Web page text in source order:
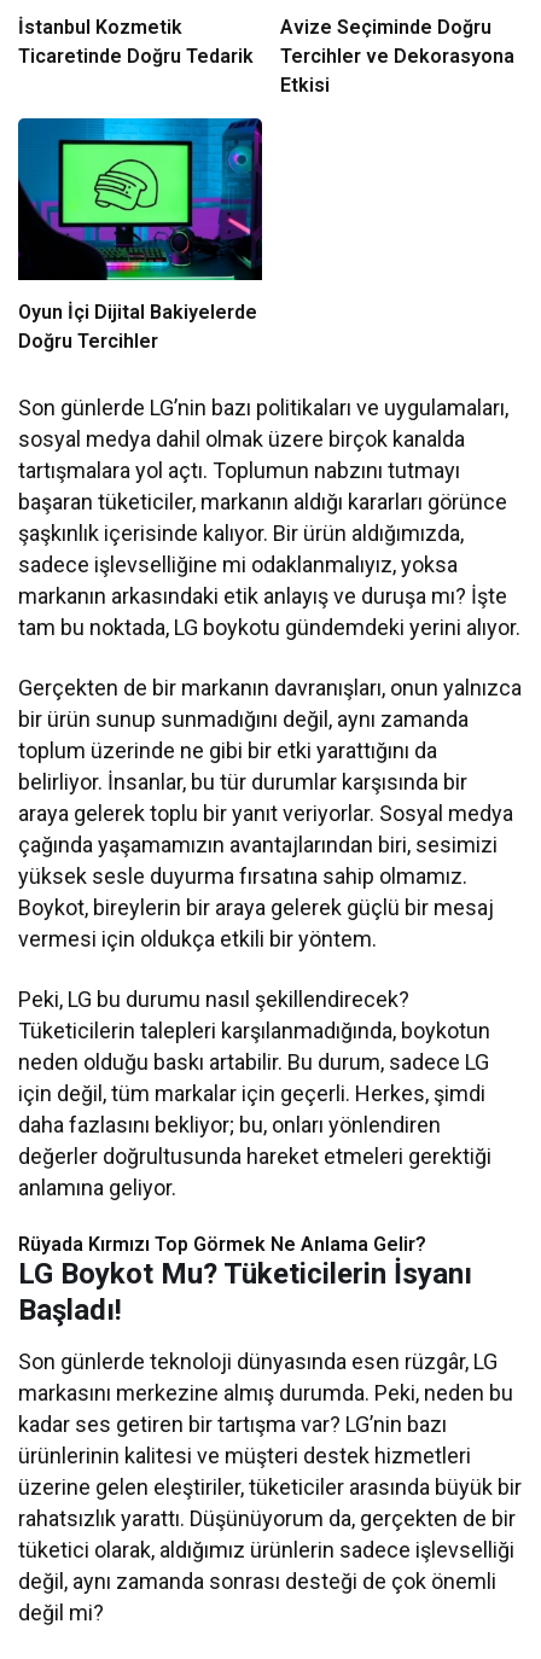
İstanbul Kozmetik
Ticaretinde Doğru Tedarik
Avize Seçiminde Doğru
Tercihler ve Dekorasyona
Etkisi
Oyun İçi Dijital Bakiyelerde
Doğru Tercihler
Son günlerde LG’nin bazı politikaları ve uygulamaları,
sosyal medya dahil olmak üzere birçok kanalda
tartışmalara yol açtı. Toplumun nabzını tutmayı
başaran tüketiciler, markanın aldığı kararları görünce
şaşkınlık içerisinde kalıyor. Bir ürün aldığımızda,
sadece işlevselliğine mi odaklanmalıyız, yoksa
markanın arkasındaki etik anlayış ve duruşa mı? İşte
tam bu noktada, LG boykotu gündemdeki yerini alıyor.
Gerçekten de bir markanın davranışları, onun yalnızca
bir ürün sunup sunmadığını değil, aynı zamanda
toplum üzerinde ne gibi bir etki yarattığını da
belirliyor. İnsanlar, bu tür durumlar karşısında bir
araya gelerek toplu bir yanıt veriyorlar. Sosyal medya
çağında yaşamamızın avantajlarından biri, sesimizi
yüksek sesle duyurma fırsatına sahip olmamız.
Boykot, bireylerin bir araya gelerek güçlü bir mesaj
vermesi için oldukça etkili bir yöntem.
Peki, LG bu durumu nasıl şekillendirecek?
Tüketicilerin talepleri karşılanmadığında, boykotun
neden olduğu baskı artabilir. Bu durum, sadece LG
için değil, tüm markalar için geçerli. Herkes, şimdi
daha fazlasını bekliyor; bu, onları yönlendiren
değerler doğrultusunda hareket etmeleri gerektiği
anlamına geliyor.
Rüyada Kırmızı Top Görmek Ne Anlama Gelir?
LG Boykot Mu? Tüketicilerin İsyanı
Başladı!
Son günlerde teknoloji dünyasında esen rüzgâr, LG
markasını merkezine almış durumda. Peki, neden bu
kadar ses getiren bir tartışma var? LG’nin bazı
ürünlerinin kalitesi ve müşteri destek hizmetleri
üzerine gelen eleştiriler, tüketiciler arasında büyük bir
rahatsızlık yarattı. Düşünüyorum da, gerçekten de bir
tüketici olarak, aldığımız ürünlerin sadece işlevselliği
değil, aynı zamanda sonrası desteği de çok önemli
değil mi?